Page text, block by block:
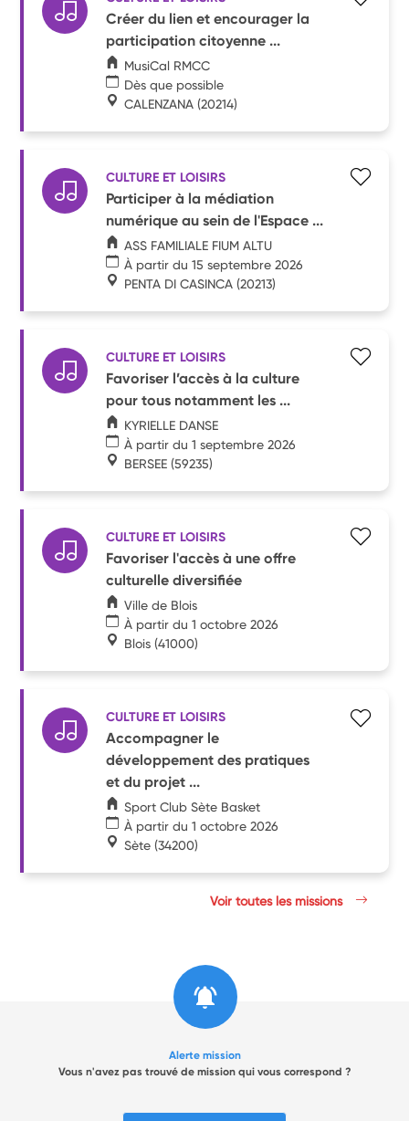
Créer du lien et encourager la
participation citoyenne ...
MusiCal RMCC
Dès que possible
CALENZANA (20214)
CULTURE ET LOISIRS
Participer à la médiation
numérique au sein de l'Espace ...
ASS FAMILIALE FIUM ALTU
À partir du 15 septembre 2026
PENTA DI CASINCA (20213)
CULTURE ET LOISIRS
Favoriser l’accès à la culture
pour tous notamment les ...
KYRIELLE DANSE
À partir du 1 septembre 2026
BERSEE (59235)
CULTURE ET LOISIRS
Favoriser l'accès à une offre
culturelle diversifiée
Ville de Blois
À partir du 1 octobre 2026
Blois (41000)
CULTURE ET LOISIRS
Accompagner le
développement des pratiques
et du projet ...
Sport Club Sète Basket
À partir du 1 octobre 2026
Sète (34200)
Voir toutes les missions
Alerte mission
Vous n'avez pas trouvé de mission qui vous correspond ?